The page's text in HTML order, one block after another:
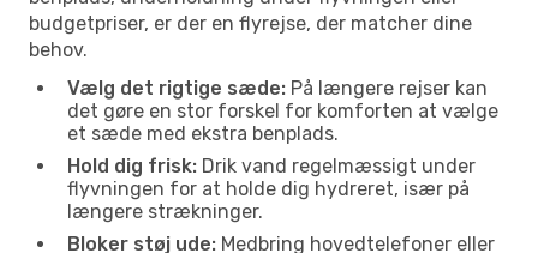
budgetpriser, er der en flyrejse, der matcher dine
behov.
Vælg det rigtige sæde: På længere rejser kan
det gøre en stor forskel for komforten at vælge
et sæde med ekstra benplads.
Hold dig frisk: Drik vand regelmæssigt under
flyvningen for at holde dig hydreret, især på
længere strækninger.
Bloker støj ude: Medbring hovedtelefoner eller